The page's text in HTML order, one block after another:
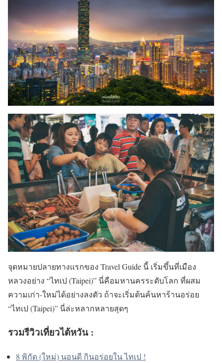
จุดหมายปลายทางแรกของ Travel Guide นี้ เริ่มขึ้นที่เมือง
หลวงอย่าง “ไทเป (Taipei)” นี่คือมหานครระดับโลก ที่ผสม
ความเก่า-ใหม่ได้อย่างลงตัว ถ้าจะเริ่มต้นค้นหาร้านอร่อย
“ไทเป (Taipei)” นี่ล่ะหลากหลายสุดๆ
รวมรีวิวเที่ยวไต้หวัน :
8 พิกัด (ใหม่) นอนดี กินอร่อยใน ไทเป !